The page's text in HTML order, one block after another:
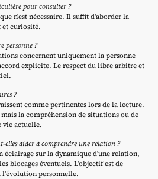
pour consulter ?
n'est nécessaire. Il suffit d'aborder la
et curiosité.
personne ?
concernent uniquement la personne
explicite. Le respect du libre arbitre et
?
comme pertinentes lors de la lecture.
la compréhension de situations ou de
vie actuelle.
elles aider à comprendre une relation ?
éclairage sur la dynamique d'une relation,
blocages éventuels. L'objectif est de
l'évolution personnelle.